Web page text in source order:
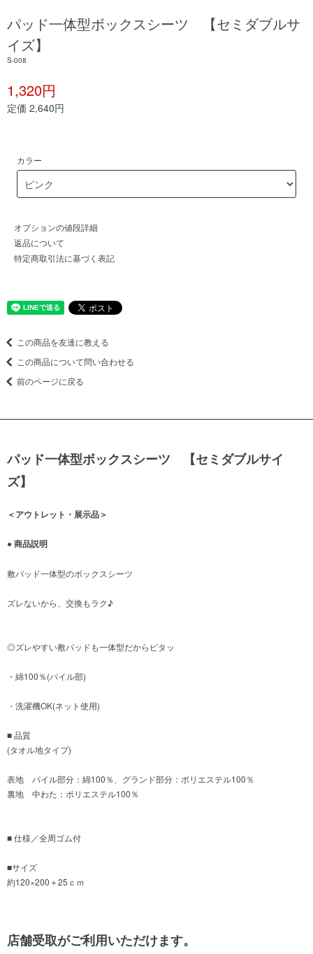
パッド一体型ボックスシーツ 【セミダブルサ
イズ】
S-008
1,320円
定価 2,640円
カラー
オプションの値段詳細
返品について
特定商取引法に基づく表記
この商品を友達に教える
この商品について問い合わせる
前のページに戻る
パッド一体型ボックスシーツ 【セミダブルサイ
ズ】
＜アウトレット・展示品＞
● 商品説明
敷パッド一体型のボックスシーツ
ズレないから、交換もラク♪
◎ズレやすい敷パッドも一体型だからピタッ
・綿100％(パイル部)
・洗濯機OK(ネット使用)
■ 品質
(タオル地タイプ)
表地 パイル部分：綿100％、グランド部分：ポリエステル100％
裏地 中わた：ポリエステル100％
■ 仕様／全周ゴム付
■サイズ
約120×200＋25ｃｍ
店舗受取がご利用いただけます。